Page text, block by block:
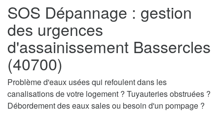
SOS Dépannage : gestion
des urgences
d'assainissement Bassercles
(40700)
Problème d'eaux usées qui refoulent dans les
canalisations de votre logement ? Tuyauteries obstruées ?
Débordement des eaux sales ou besoin d'un pompage ?